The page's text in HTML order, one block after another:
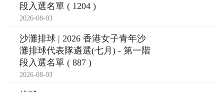
段入選名單 ( 1204 )
2026-08-03
沙灘排球 | 2026 香港女子青年沙
灘排球代表隊遴選(七月) - 第一階
段入選名單 ( 887 )
2026-08-03